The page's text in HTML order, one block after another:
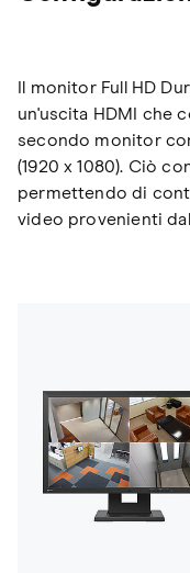
Il monitor Full HD
un'uscita HDMI che
secondo monitor
(1920 x 1080). Ciò
permettendo di
video provenienti